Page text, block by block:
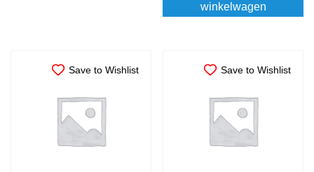
worden
winkelwagen
Save to Wishlist Save to Wishlist